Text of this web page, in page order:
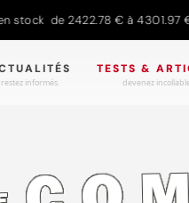
de 2422.78 € à 4301.97 €
restez informés.
TESTS &
devenez